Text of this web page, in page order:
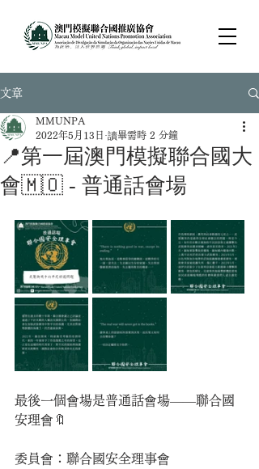
文章
📍第一屆澳門模擬聯合國大
會🇲🇴 - 普通話會場
MMUNPA
2022年5月13日 讀畢需時 2 分鐘
最後一個會場是普通話會場——聯合國
安理會🔖
委員會：聯合國安全理事會